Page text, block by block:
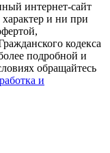
интернет-сайт
и ни при
кодекса
подробной и
обращайтесь
и